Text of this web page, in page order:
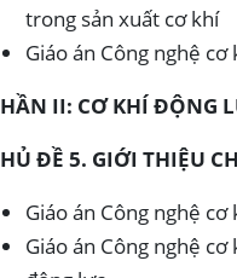
trong sản xuất cơ khí
Giáo án Công nghệ
II: CƠ KHÍ ĐỘNG
ĐỀ 5. GIỚI THIỆU
Giáo án Công nghệ
Giáo án Công nghệ